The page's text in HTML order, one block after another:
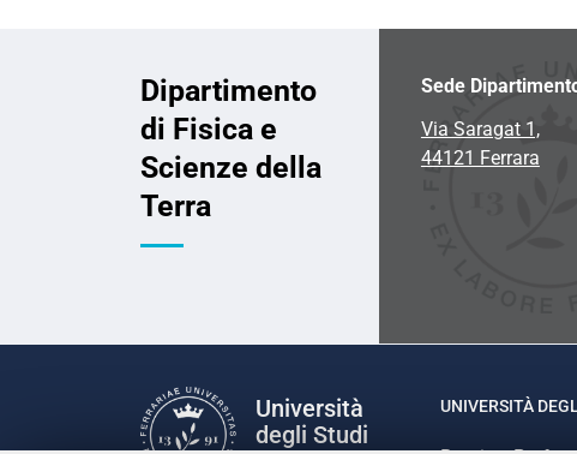
Dipartimento
di Fisica e
Scienze della
Terra
Sede
Via Saragat 1,
44121 Ferrara
Università
degli Studi
UNIVERSITÀ